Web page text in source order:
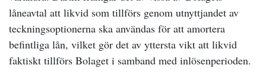
låneavtal att likvid som tillförs genom utnyttjandet av
teckningsoptionerna ska användas för att amortera
befintliga lån, vilket gör det av yttersta vikt att likvid
faktiskt tillförs Bolaget i samband med inlösenperioden.